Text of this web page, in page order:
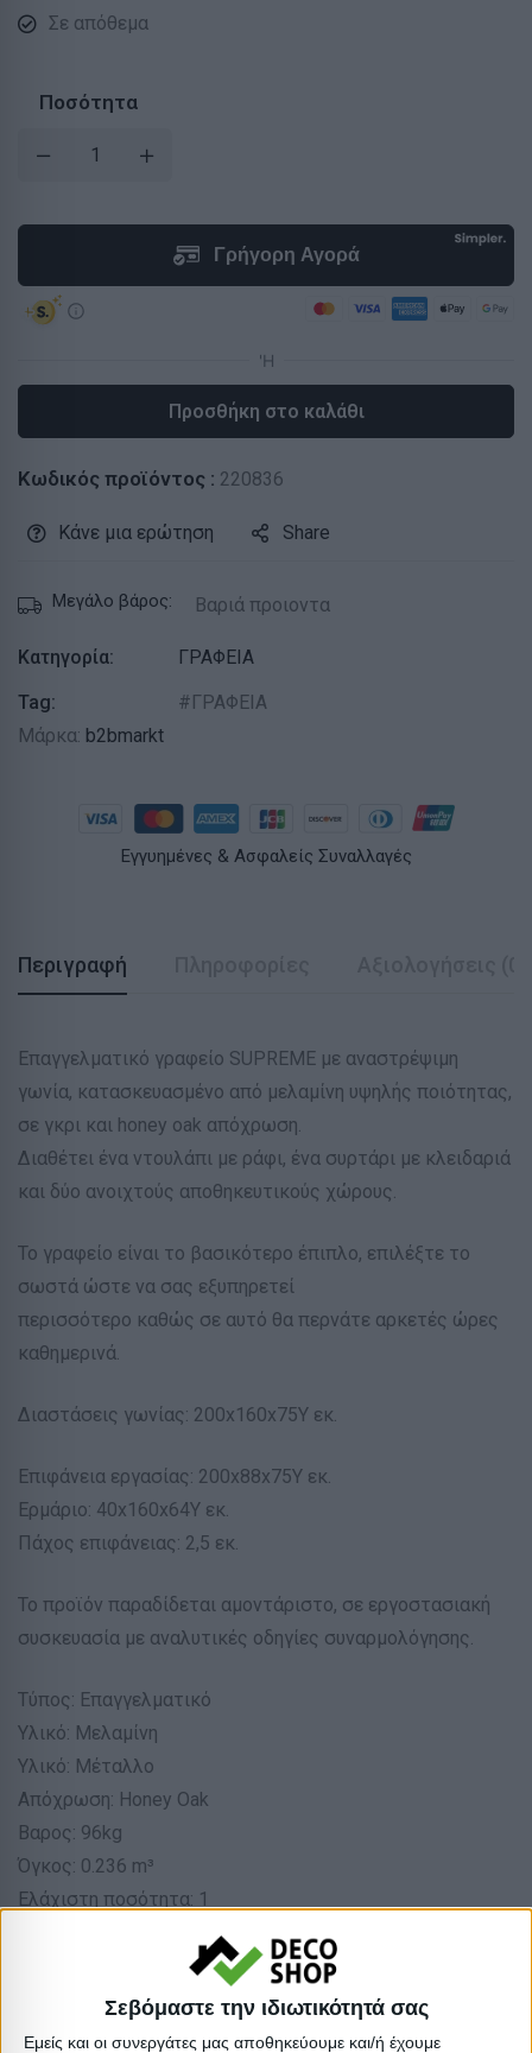
Σεβόμαστε την ιδιωτικότητά σας
Εμείς και οι συνεργάτες μας αποθηκεύουμε και/ή έχουμε
Σε απόθεμα
Ποσότητα
Προσθήκη στο καλάθι
Κωδικός προϊόντος : 220836
Κάνε μια ερώτηση Share
Μεγάλο βάρος: Βαριά προιοντα
Κατηγορία:
ΓΡΑΦΕΙΑ
Tag:
ΓΡΑΦΕΙΑ
Μάρκα: b2bmarkt
Εγγυημένες & Ασφαλείς Συναλλαγές
Περιγραφή
Επαγγελματικό γραφείο SUPREME με αναστρέψιμη
γωνία, κατασκευασμένο από μελαμίνη υψηλής ποιότητας,
σε γκρι και honey oak απόχρωση.
Διαθέτει ένα ντουλάπι με ράφι, ένα συρτάρι με κλειδαριά
και δύο ανοιχτούς αποθηκευτικούς χώρους.
Το γραφείο είναι το βασικότερο έπιπλο, επιλέξτε το
σωστά ώστε να σας εξυπηρετεί
περισσότερο καθώς σε αυτό θα περνάτε αρκετές ώρες
καθημερινά.
Διαστάσεις γωνίας: 200x160x75Υ εκ.
Επιφάνεια εργασίας: 200x88x75Y εκ.
Ερμάριο: 40x160x64Y εκ.
Πάχος επιφάνειας: 2,5 εκ.
Το προϊόν παραδίδεται αμοντάριστο, σε εργοστασιακή
συσκευασία με αναλυτικές οδηγίες συναρμολόγησης.
Τύπος: Επαγγελματικό
Υλικό: Μελαμίνη
Υλικό: Μέταλλο
Απόχρωση: Honey Oak
Βαρος: 96kg
Όγκος: 0.236 m³
Ελάχιστη ποσότητα: 1
Επόμενη εκτιμώμενη ημερομηνία παραλαβής:
Διαστάσεις